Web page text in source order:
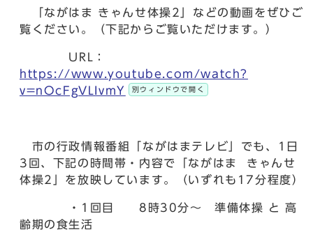
「ながはま きゃんせ体操2」などの動画をぜひご
覧ください。（下記からご覧いただけます。）
URL：
https://www.youtube.com/watch?
v=nOcFgVLIvmY
別ウィンドウで開く
市の行政情報番組「ながはまテレビ」でも、1日
3回、下記の時間帯・内容で「ながはま きゃんせ
体操2」を放映しています。（いずれも17分程度）
・1回目 8時30分～ 準備体操 と 高
齢期の食生活